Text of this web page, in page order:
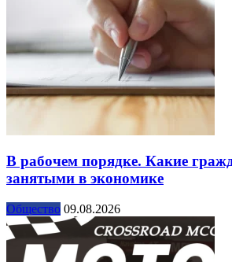
В рабочем порядке. Какие
занятыми в экономике
Общество 09.08.2026